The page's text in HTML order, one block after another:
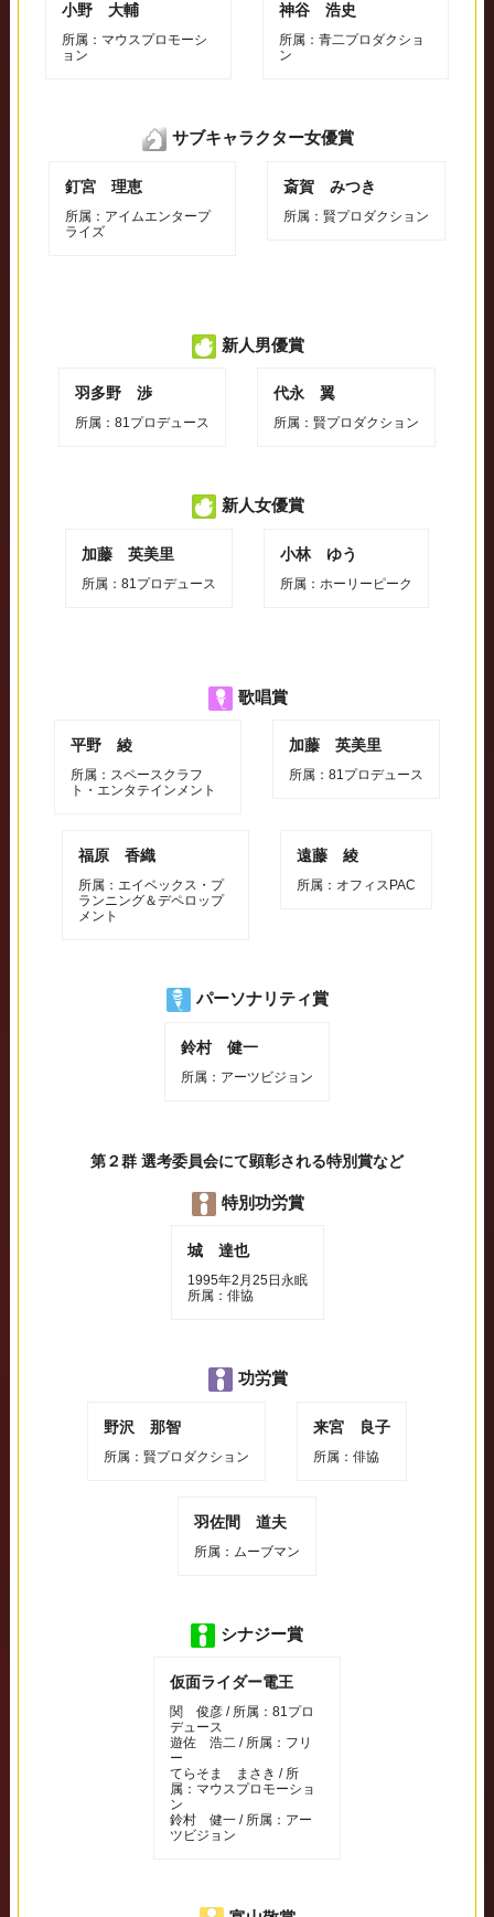
小野 大輔
所属：マウスプロモーシ
ョン
神谷 浩史
所属：青二プロダクショ
ン
サブキャラクター女優賞
釘宮 理恵
所属：アイムエンタープ
ライズ
斎賀 みつき
所属：賢プロダクション
新人男優賞
羽多野 渉
所属：81プロデュース
代永 翼
所属：賢プロダクション
新人女優賞
加藤 英美里
所属：81プロデュース
小林 ゆう
所属：ホーリーピーク
歌唱賞
平野 綾
所属：スペースクラフ
ト・エンタテインメント
加藤 英美里
所属：81プロデュース
福原 香織
所属：エイベックス・プ
ランニング＆デペロップ
メント
遠藤 綾
所属：オフィスPAC
パーソナリティ賞
鈴村 健一
所属：アーツビジョン
第２群 選考委員会にて顕彰される特別賞など
特別功労賞
城 達也
1995年2月25日永眠
所属：俳協
功労賞
野沢 那智
所属：賢プロダクション
来宮 良子
所属：俳協
羽佐間 道夫
所属：ムーブマン
シナジー賞
仮面ライダー電王
関 俊彦 / 所属：81プロ
デュース
遊佐 浩二 / 所属：フリ
ー
てらそま まさき / 所
属：マウスプロモーショ
ン
鈴村 健一 / 所属：アー
ツビジョン